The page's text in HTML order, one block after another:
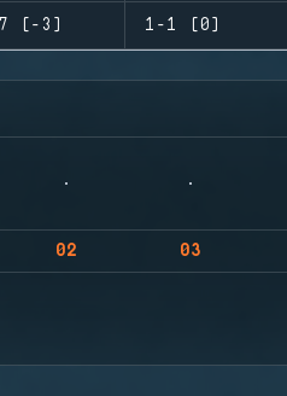
(-3) 1-1 (0)
02 03